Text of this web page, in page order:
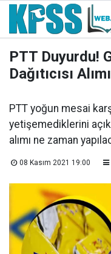
PTT Duyurdu!
Dağıtıcısı
PTT yoğun mesai
yetişemediklerini
alımı ne zaman
08 Kasım 2021 19:00